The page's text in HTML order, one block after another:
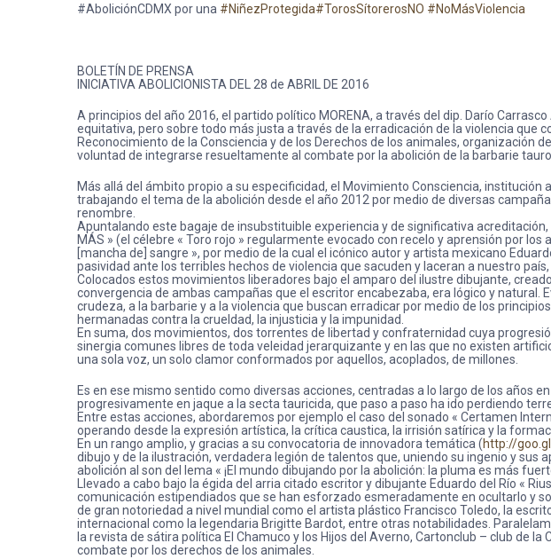
#AboliciónCDMX por una #NiñezProtegida#TorosSítorerosNO #NoMásViolencia
BOLETÍN DE PRENSA
INICIATIVA ABOLICIONISTA DEL 28 de ABRIL DE 2016
A principios del año 2016, el partido político MORENA, a través del dip. Darío
equitativa, pero sobre todo más justa a través de la erradicación de la violencia que
Reconocimiento de la Consciencia y de los Derechos de los animales, organización
voluntad de integrarse resueltamente al combate por la abolición de la barbarie
Más allá del ámbito propio a su especificidad, el Movimiento Consciencia,
trabajando el tema de la abolición desde el año 2012 por medio de diversas
renombre.
Apuntalando este bagaje de insubstituible experiencia y de significativa
MÁS » (el célebre « Toro rojo » regularmente evocado con recelo y aprensión por
[mancha de] sangre », por medio de la cual el icónico autor y artista mexicano
pasividad ante los terribles hechos de violencia que sacuden y laceran a nuestro
Colocados estos movimientos liberadores bajo el amparo del ilustre dibujante,
convergencia de ambas campañas que el escritor encabezaba, era lógico y
crudeza, a la barbarie y a la violencia que buscan erradicar por medio de los
hermanadas contra la crueldad, la injusticia y la impunidad.
En suma, dos movimientos, dos torrentes de libertad y confraternidad cuya
sinergia comunes libres de toda veleidad jerarquizante y en las que no existen
una sola voz, un solo clamor conformados por aquellos, acoplados, de millones.
Es en ese mismo sentido como diversas acciones, centradas a lo largo de los años
progresivamente en jaque a la secta tauricida, que paso a paso ha ido perdiendo
Entre estas acciones, abordaremos por ejemplo el caso del sonado « Certamen
operando desde la expresión artística, la crítica caustica, la irrisión satírica y la
En un rango amplio, y gracias a su convocatoria de innovadora temática (http://
dibujo y de la ilustración, verdadera legión de talentos que, uniendo su ingenio y
abolición al son del lema « ¡El mundo dibujando por la abolición: la pluma es más
Llevado a cabo bajo la égida del arria citado escritor y dibujante Eduardo del Río «
comunicación estipendiados que se han esforzado esmeradamente en ocultarlo y
de gran notoriedad a nivel mundial como el artista plástico Francisco Toledo, la
internacional como la legendaria Brigitte Bardot, entre otras notabilidades.
la revista de sátira política El Chamuco y los Hijos del Averno, Cartonclub – club de
combate por los derechos de los animales.